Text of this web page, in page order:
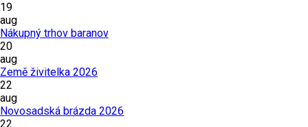
19
aug
Nákupný trhov baranov
20
aug
Země živitelka 2026
22
aug
Novosadská brázda 2026
22